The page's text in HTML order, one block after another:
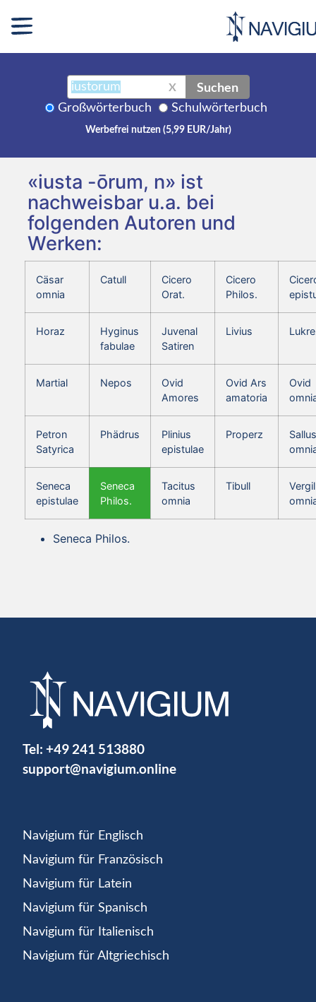
X Suchen
Großwörterbuch Schulwörterbuch
Werbefrei nutzen (5,99 EUR/Jahr)
«iusta -ōrum, n» ist
nachweisbar u.a. bei
folgenden Autoren und
Werken:
Cäsar
omnia
Catull
Cicero
Orat.
Cicero
Philos.
Horaz
Hyginus
fabulae
Juvenal
Satiren
Livius
Martial Nepos
Ovid
Amores
Ovid Ars
amatoria
Ovid
Petron
Satyrica
Phädrus
Plinius
epistulae
Properz
Seneca
epistulae
Seneca
Philos.
Tacitus
omnia
Tibull
Vergil
Seneca Philos.
Tel: +49 241 513880
support@navigium.online
Navigium für Englisch
Navigium für Französisch
Navigium für Latein
Navigium für Spanisch
Navigium für Italienisch
Navigium für Altgriechisch